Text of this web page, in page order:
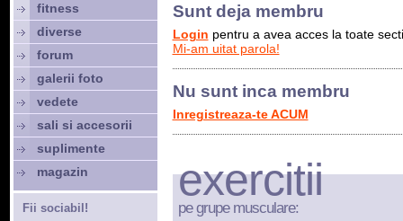
Sunt deja membru
Login pentru a avea acces la toate
Mi-am uitat parola!
Nu sunt inca membru
Inregistreaza-te ACUM
exercitii
pe grupe musculare:
fitness
diverse
forum
galerii foto
vedete
sali si accesorii
suplimente
magazin
Fii sociabil!